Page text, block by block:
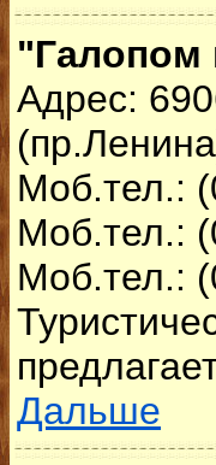
"Галопом
Адрес:
Моб.тел.:
Моб.тел.:
Моб.тел.:
Дальше